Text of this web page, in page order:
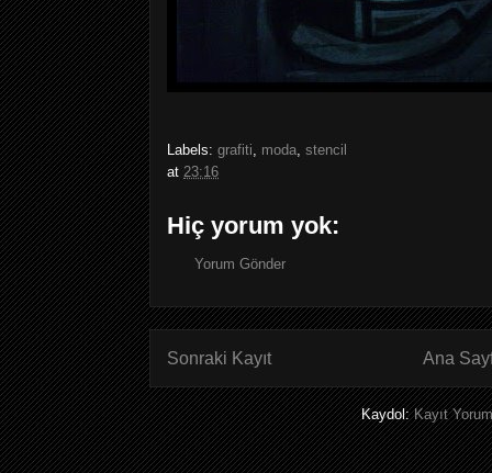
Labels: grafiti moda stencil
at 23:16
Hiç yorum yok:
Yorum Gönder
Sonraki Kayıt Ana
Kaydol:Kayıt